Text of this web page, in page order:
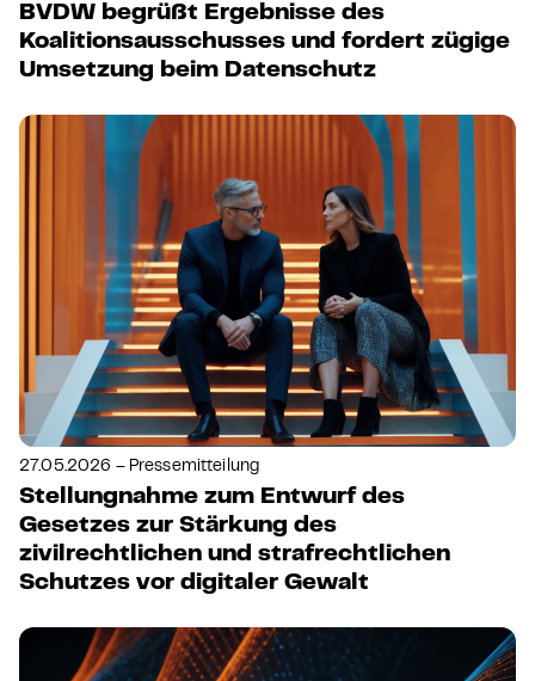
BVDW begrüßt Ergebnisse des
Koalitionsausschusses und fordert zügige
Umsetzung beim Datenschutz
27.05.2026 – Pressemitteilung
Stellungnahme zum Entwurf des
Gesetzes zur Stärkung des
zivilrechtlichen und strafrechtlichen
Schutzes vor digitaler Gewalt